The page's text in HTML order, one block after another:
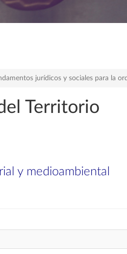
jurídicos y sociales para la
Territorio
y medioambiental